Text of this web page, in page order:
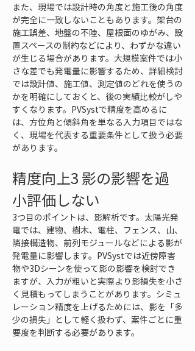
また、現場では設計時の角度と施工後の角度
が完全に一致しないこともあります。架台の
施工誤差、地盤の不陸、屋根面のゆがみ、設
置スペースの制約などにより、わずかな違い
が生じる場合があります。大規模案件では小
さな差でも発電量に影響するため、詳細検討
では設計値、施工値、測定値のどれを使うの
かを明確にしておくと、後の実績比較がしや
すくなります。PVSystで精度を高めるに
は、方位角と傾斜角を単なる入力項目ではな
く、現場を代表する重要条件として扱う必要
があります。
精度向上3 影の影響を過
小評価しない
3つ目のポイントは、影解析です。太陽光発
電では、建物、樹木、電柱、フェンス、山、
隣接構造物、前列モジュールなどによる影が
発電量に影響します。PVSystでは近傍障害
物や3Dシーンを使って影の影響を検討でき
ますが、入力が粗いと実際より影損失を小さ
く見積もってしまうことがあります。シミュ
レーション精度を上げるためには、影を「多
少の損失」として軽く扱わず、案件ごとに重
要度を判断する必要があります。